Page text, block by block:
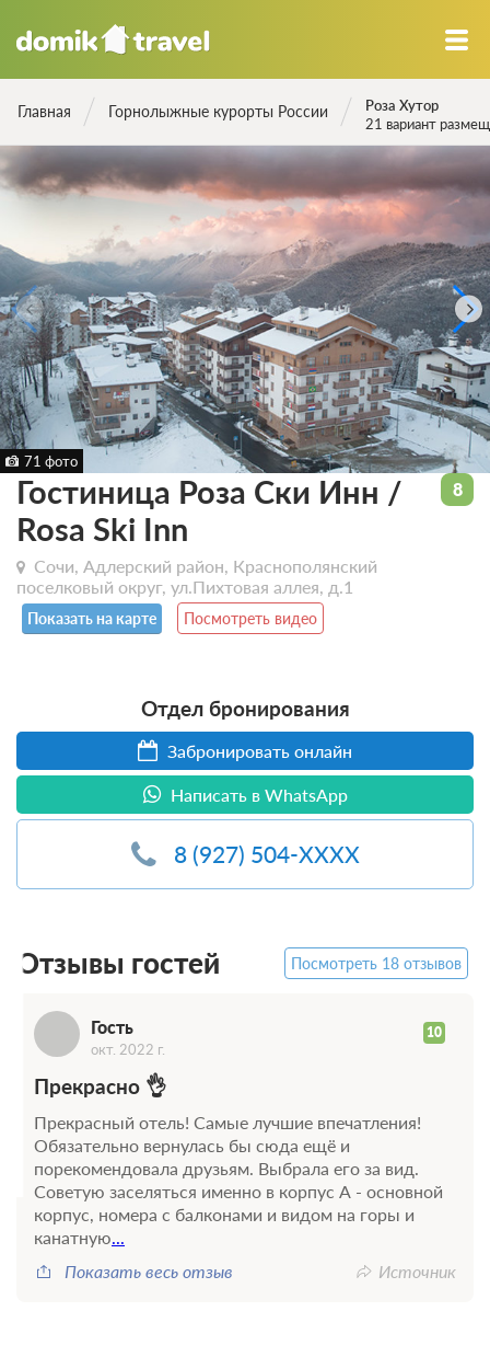
Главная Горнолыжные курорты России
Роза Хутор
21 вариант
71 фото
Гостиница Роза Ски Инн /
Rosa Ski Inn
Сочи, Адлерский район, Краснополянский
поселковый округ, ул.Пихтовая аллея, д.1
Показать на карте Посмотреть видео
Отдел бронирования
Забронировать онлайн
Написать в WhatsApp
8 (927) 504-XXXX
8
Отзывы гостей Посмотреть 18 отзывов
Гость 10
окт. 2022 г.
Прекрасно 👌
Прекрасный отель! Самые лучшие впечатления!
Обязательно вернулась бы сюда ещё и
порекомендовала друзьям. Выбрала его за вид.
Советую заселяться именно в корпус А - основной
корпус, номера с балконами и видом на горы и
канатную...
Показать весь отзыв
Источник